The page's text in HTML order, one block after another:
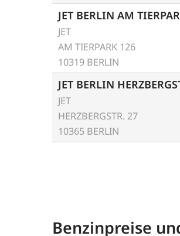
JET BERLIN AM
JET
AM TIERPARK 126
10319 BERLIN
JET BERLIN
JET
HERZBERGSTR. 27
10365 BERLIN
Benzinpreise